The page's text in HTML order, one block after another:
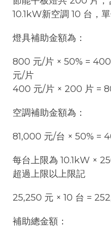
10.1kW新空調 10 台，
燈具補助金額為：
800 元/片 × 50% =
元/片
400 元/片 × 200 片 =
空調補助金額為：
81,000 元/台 × 50% =
每台上限為 10.1kW ×
超過上限以上限記
25,250 元 × 10 台 =
補助總金額：